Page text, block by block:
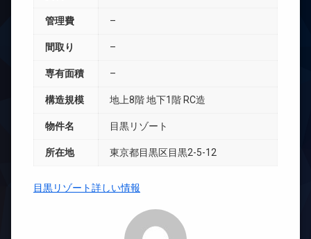
管理費 –
間取り –
専有面積 –
構造規模 地上8階 地下1階 RC造
物件名 目黒リゾート
所在地 東京都目黒区目黒2-5-12
目黒リゾート詳しい情報